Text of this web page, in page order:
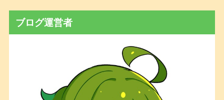
ブログ運営者